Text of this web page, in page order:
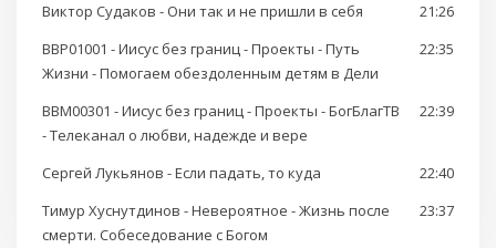
Виктор Судаков - Они так и не пришли в себя
21:26
BBP01001 - Иисус без границ - Проекты - Путь
Жизни - Помогаем обездоленным детям в Дели
22:35
BBM00301 - Иисус без границ - Проекты - БогБлагТВ
- Телеканал о любви, надежде и вере
22:39
Сергей Лукьянов - Если падать, то куда
22:40
Тимур Хуснутдинов - Невероятное - Жизнь после
смерти. Собеседование с Богом
23:37